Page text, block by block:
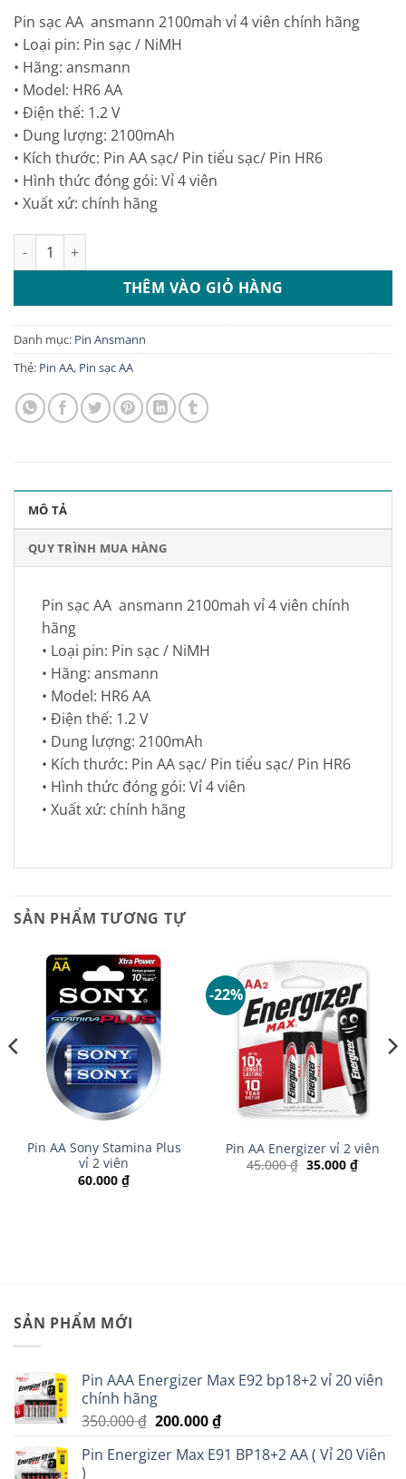
là:
300.000 ₫.
hiện
tại
Pin sạc AA ansmann 2100mah vỉ 4 viên chính hãng
• Loại pin: Pin sạc / NiMH
• Hãng: ansmann
• Model: HR6 AA
• Điện thế: 1.2 V
• Dung lượng: 2100mAh
• Kích thước: Pin AA sạc/ Pin tiểu sạc/ Pin HR6
• Hình thức đóng gói: Vỉ 4 viên
• Xuất xứ: chính hãng
Pin Sạc ANSMANN AA 2100mah ,Pin Sạc HR6 AA số lượng
THÊM VÀO GIỎ HÀNG
Danh mục: Pin Ansmann
Thẻ: Pin AA, Pin sạc AA
MÔ TẢ
QUY TRÌNH MUA HÀNG
Pin sạc AA ansmann 2100mah vỉ 4 viên chính
hãng
• Loại pin: Pin sạc / NiMH
• Hãng: ansmann
• Model: HR6 AA
• Điện thế: 1.2 V
• Dung lượng: 2100mAh
• Kích thước: Pin AA sạc/ Pin tiểu sạc/ Pin HR6
• Hình thức đóng gói: Vỉ 4 viên
• Xuất xứ: chính hãng
SẢN PHẨM TƯƠNG TỰ
Pin AA Sony Stamina Plus
vỉ 2 viên
60.000 ₫
-22%
Pin AA Energizer vỉ 2 viên
45.000₫ Giá
35.000 ₫Giá
hiện
SẢN PHẨM MỚI
Pin AAA Energizer Max E92 bp18+2 vỉ 20 viên
chính hãng
350.000₫ Giá
là:
200.000₫Giá
tại
Pin Energizer Max E91 BP18+2 AA ( Vỉ 20 Viên
)